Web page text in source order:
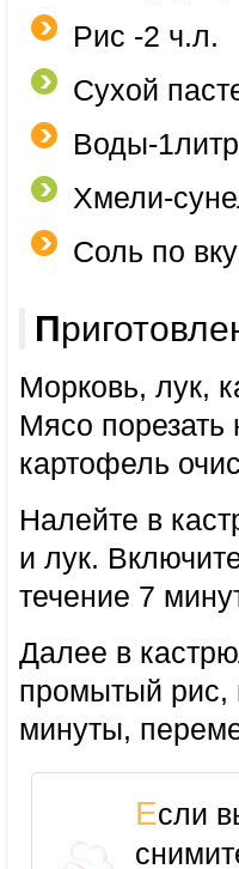
Рис -2 ч.л.
Сухой
Воды-1литр
Хмели-
Соль по
Морковь, лук,
Мясо
картофель
Налейте в
и лук.
течение 7
Далее в
промытый рис,
минуты,
Если вы используете свежие помидоры,